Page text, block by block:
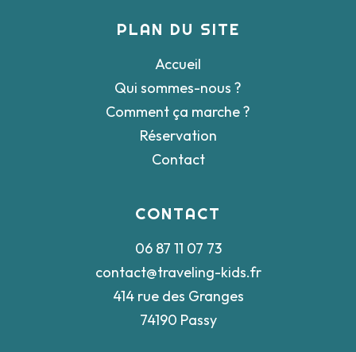
PLAN DU SITE
Accueil
Qui sommes-nous ?
Comment ça marche ?
Réservation
Contact
CONTACT
06 87 11 07 73
contact@traveling-kids.fr
414 rue des Granges
74190 Passy